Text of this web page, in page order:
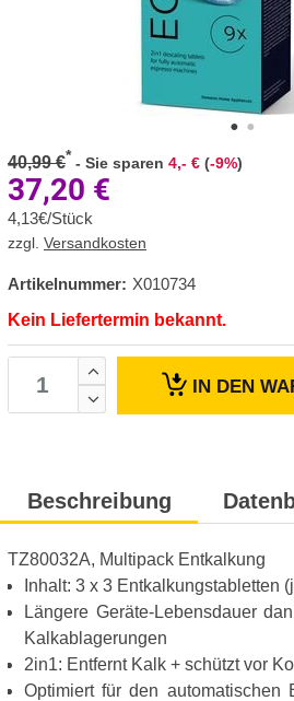
40,99 €* - Sie sparen 4,- € (-9%)
37,20 €
4,13€/Stück
zzgl. Versandkosten
Artikelnummer: X010734
Kein Liefertermin bekannt.
IN DEN
Beschreibung
TZ80032A, Multipack Entkalkung
Inhalt: 3 x 3 Entkalkungstabletten
Längere Geräte-Lebensdauer
Kalkablagerungen
2in1: Entfernt Kalk + schützt vor
Optimiert für den automatischen